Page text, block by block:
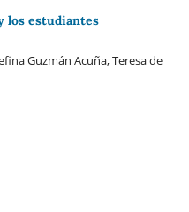
los estudiantes
Guzmán Acuña, Teresa de